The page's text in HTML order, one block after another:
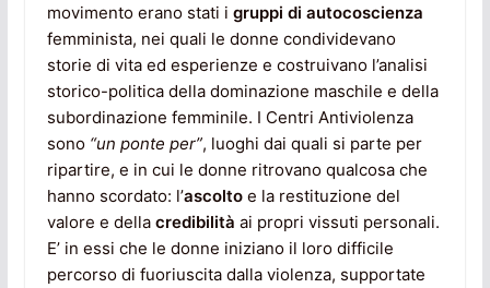
movimento erano stati i gruppi di autocoscienza
femminista, nei quali le donne condividevano
storie di vita ed esperienze e costruivano l’analisi
storico-politica della dominazione maschile e della
subordinazione femminile. I Centri Antiviolenza
sono “un ponte per”, luoghi dai quali si parte per
ripartire, e in cui le donne ritrovano qualcosa che
hanno scordato: l’ascoltoe la restituzione del
valore e della credibilità ai propri vissuti personali.
E’ in essi che le donne iniziano il loro difficile
percorso di fuoriuscita dalla violenza, supportate